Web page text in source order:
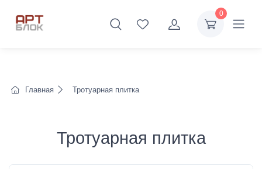
0
Главная Тротуарная плитка
Тротуарная плитка